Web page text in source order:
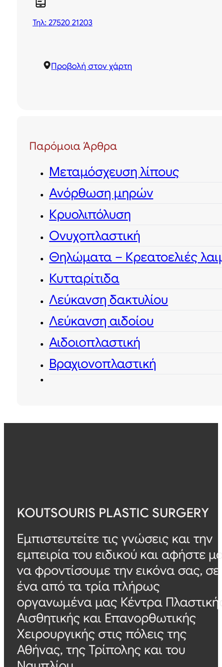
Τηλ: 27520 21203
Προβολή στον χάρτη
Παρόμοια Άρθρα
Μεταμόσχευση λίπους
Ανόρθωση μηρών
Κρυολιπόλυση
Ονυχοπλαστική
Θηλώματα – Κρεατοελιές
Κυτταρίτιδα
Λεύκανση δακτυλίου
Λεύκανση αιδοίου
Αιδοιοπλαστική
Βραχιονοπλαστική
KOUTSOURIS PLASTIC SURGERY
Εμπιστευτείτε τις γνώσεις και την
εμπειρία του ειδικού και αφήστε
να φροντίσουμε την εικόνα σας, σε
ένα από τα τρία πλήρως
οργανωμένα μας Κέντρα
Αισθητικής και Επανορθωτικής
Χειρουργικής στις πόλεις της
Αθήνας, της Τρίπολης και του